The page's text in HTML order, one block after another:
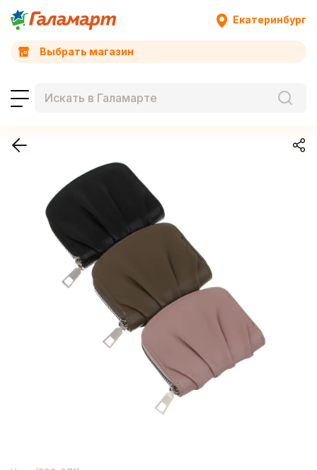
Екатеринбург
Выбрать магазин